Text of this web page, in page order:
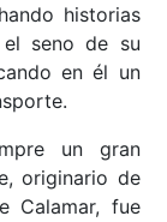
historias
seno de su
en él un
un gran
originario de
Calamar, fue